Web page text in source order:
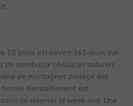
18 trous est ouvert 365 jours par
de nombreux obstacles naturels.
de montagnes protège des
d'entraînement est
de réserver le week-end. Une